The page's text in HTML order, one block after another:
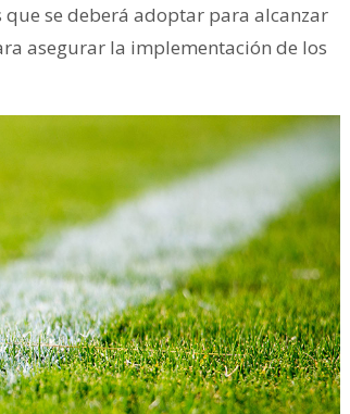
que se deberá adoptar para alcanzar
asegurar la implementación de los